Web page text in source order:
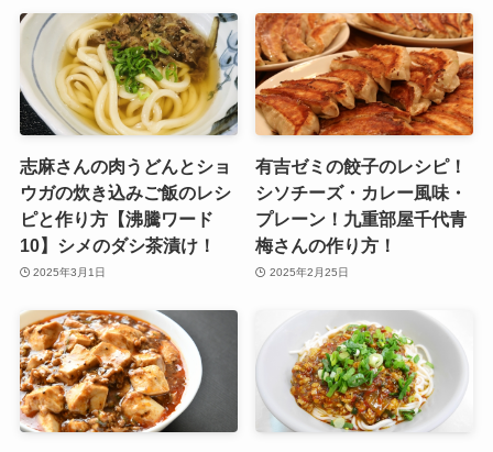
志麻さんの肉うどんとショ
ウガの炊き込みご飯のレシ
ピと作り方【沸騰ワード
10】シメのダシ茶漬け！
2025年3月1日
有吉ゼミの餃子のレシピ！
シソチーズ・カレー風味・
プレーン！九重部屋千代青
梅さんの作り方！
2025年2月25日